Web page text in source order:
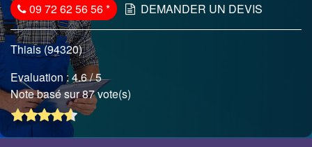
09 72 62 56 56* DEMANDER UN DEVIS
Thiais (94320)
Evaluation :4.6/ 5
Note basé sur 87 vote(s)